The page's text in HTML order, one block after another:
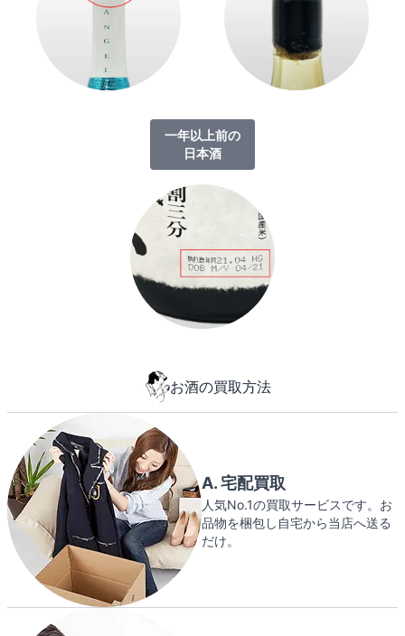
一年以上前の
日本酒
お酒の買取方法
A. 宅配買取
人気No.1の買取サービスです。お
品物を梱包し自宅から当店へ送る
だけ。